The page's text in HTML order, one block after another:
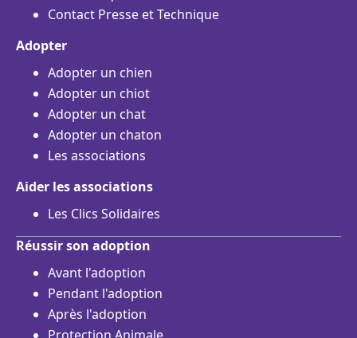
Contact Presse et Technique
Adopter
Adopter un chien
Adopter un chiot
Adopter un chat
Adopter un chaton
Les associations
Aider les associations
Les Clics Solidaires
Réussir son adoption
Avant l'adoption
Pendant l'adoption
Après l'adoption